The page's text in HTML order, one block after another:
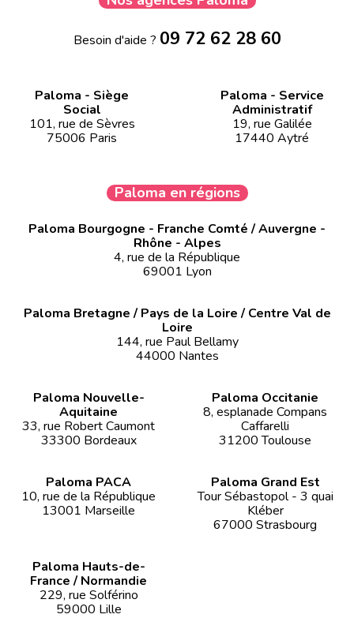
Besoin d'aide ? 09 72 62 28 60
Paloma - Siège
Social
101, rue de Sèvres
75006 Paris
Paloma - Service
Administratif
19, rue Galilée
17440 Aytré
Paloma en régions
Paloma Bourgogne - Franche Comté / Auvergne -
Rhône - Alpes
4, rue de la République
69001 Lyon
Paloma Bretagne / Pays de la Loire / Centre Val de
Loire
144, rue Paul Bellamy
44000 Nantes
Paloma Nouvelle-
Aquitaine
33, rue Robert Caumont
33300 Bordeaux
Paloma Occitanie
8, esplanade Compans
Caffarelli
31200 Toulouse
Paloma PACA
10, rue de la République
13001 Marseille
Paloma Grand Est
Tour Sébastopol - 3 quai
Kléber
67000 Strasbourg
Paloma Hauts-de-
France / Normandie
229, rue Solférino
59000 Lille